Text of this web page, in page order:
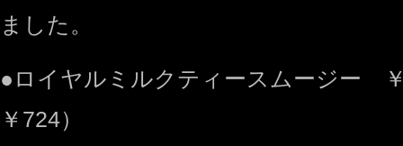
ました。
●ロイヤルミルクティースムージー
￥724）